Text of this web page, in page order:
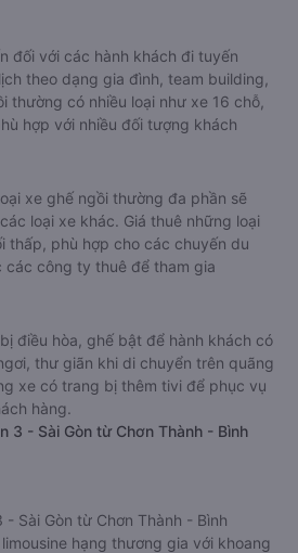
đối với các hành khách đi tuyến
theo dạng gia đình, team building,
thường có nhiều loại như xe 16 chỗ,
hợp với nhiều đối tượng khách
xe ghế ngồi thường đa phần sẽ
loại xe khác. Giá thuê những loại
thấp, phù hợp cho các chuyến du
các công ty thuê để tham gia
điều hòa, ghế bật để hành khách có
thư giãn khi di chuyển trên quãng
xe có trang bị thêm tivi để phục vụ
hàng.
3 - Sài Gòn từ Chơn Thành - Bình
- Sài Gòn từ Chơn Thành - Bình
hạng thương gia với khoang